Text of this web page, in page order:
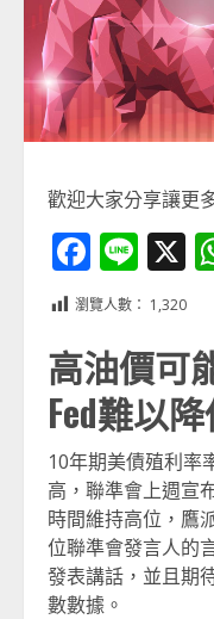
歡迎大家分享讓更
Line
X
瀏覽人數： 1,320
高油價可
Fed難以
10年期美債殖利率
高，聯準會上週宣
時間維持高位，鷹
位聯準會發言人的
發表講話，並且期
數數據。